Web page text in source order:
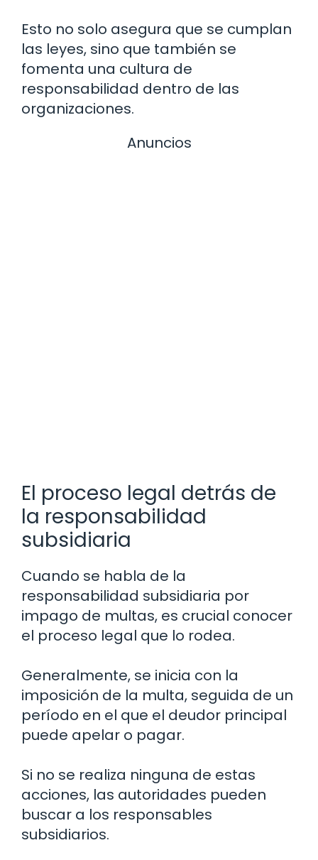
Esto no solo asegura que se cumplan
las leyes, sino que también se
fomenta una cultura de
responsabilidad dentro de las
organizaciones.
Anuncios
El proceso legal detrás de
la responsabilidad
subsidiaria
Cuando se habla de la
responsabilidad subsidiaria por
impago de multas, es crucial conocer
el proceso legal que lo rodea.
Generalmente, se inicia con la
imposición de la multa, seguida de un
período en el que el deudor principal
puede apelar o pagar.
Si no se realiza ninguna de estas
acciones, las autoridades pueden
buscar a los responsables
subsidiarios.